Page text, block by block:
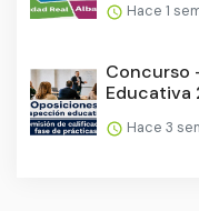
Hace 1
Concurso
Educativa
Hace 3